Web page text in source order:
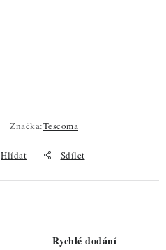
Značka:Tescoma
Hlídat Sdílet
Rychlé dodání